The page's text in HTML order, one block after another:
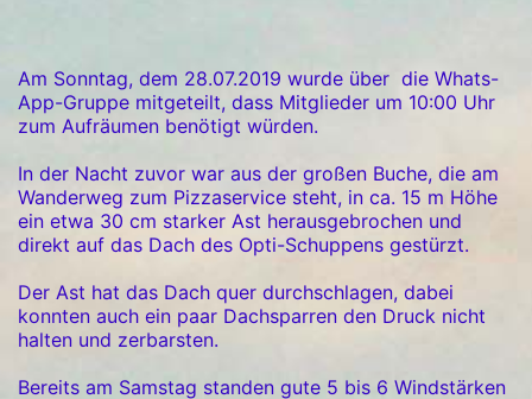
Am Sonntag, dem 28.07.2019 wurde über die Whats-
App-Gruppe mitgeteilt, dass Mitglieder um 10:00 Uhr
zum Aufräumen benötigt würden.
In der Nacht zuvor war aus der großen Buche, die am
Wanderweg zum Pizzaservice steht, in ca. 15 m Höhe
ein etwa 30 cm starker Ast herausgebrochen und
direkt auf das Dach des Opti-Schuppens gestürzt.
Der Ast hat das Dach quer durchschlagen, dabei
konnten auch ein paar Dachsparren den Druck nicht
halten und zerbarsten.
Bereits am Samstag standen gute 5 bis 6 Windstärken